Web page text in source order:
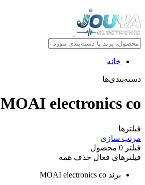
خانه
دسته‌بندی‌ها
MOAI electronics co
فیلترها
مرتب سازی
فیلتر 0 محصول
فیلترهای فعال حذف همه
برند MOAI electronics co